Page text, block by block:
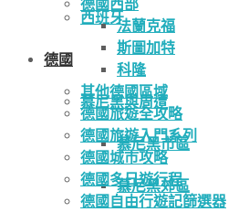
西班牙
德國
慕尼黑與周遭
慕尼黑市區
慕尼黑郊區
德國西部
法蘭克福
斯圖加特
科隆
其他德國區域
德國旅遊全攻略
德國旅遊入門系列
德國城市攻略
德國多日遊行程
德國自由行遊記篩選器